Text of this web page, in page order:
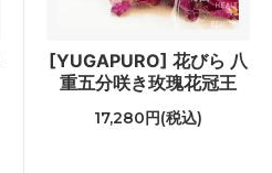
[YUGAPURO] 花びら 八
重五分咲き玫瑰花冠王
17,280円(税込)